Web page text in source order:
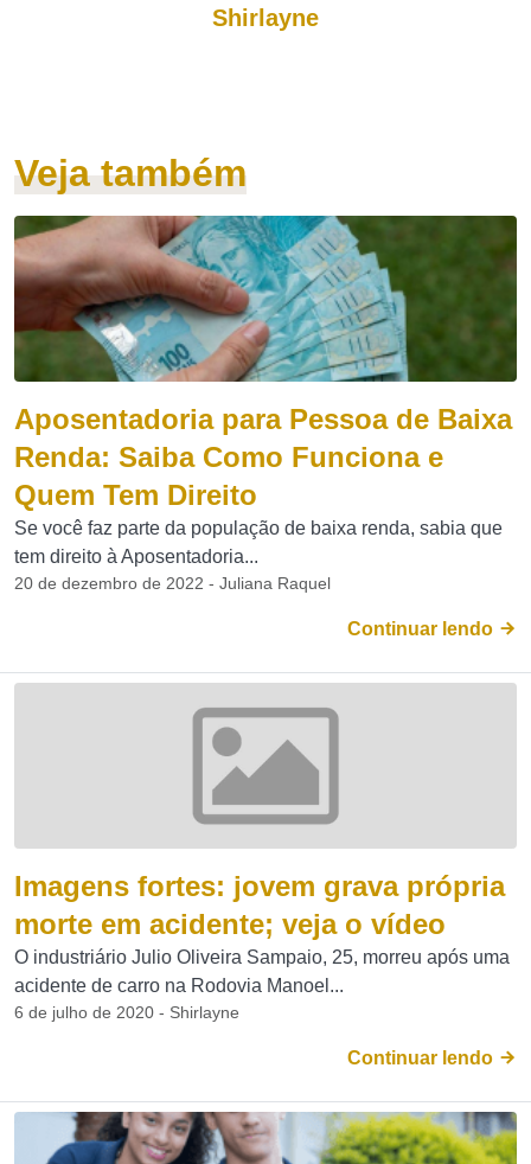
Shirlayne
Veja também
Aposentadoria para Pessoa de Baixa
Renda: Saiba Como Funciona e
Quem Tem Direito
Se você faz parte da população de baixa renda, sabia que
tem direito à Aposentadoria...
20 de dezembro de 2022 - Juliana Raquel
Continuar lendo
Imagens fortes: jovem grava própria
morte em acidente; veja o vídeo
O industriário Julio Oliveira Sampaio, 25, morreu após uma
acidente de carro na Rodovia Manoel...
6 de julho de 2020 - Shirlayne
Continuar lendo